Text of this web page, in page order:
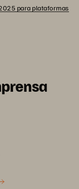
para plataformas